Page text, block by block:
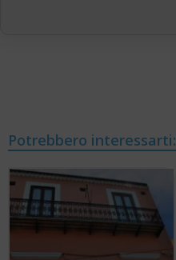
Potrebbero interessarti: